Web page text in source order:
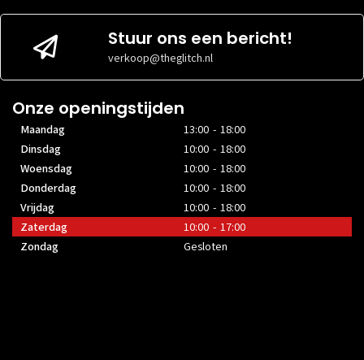
Stuur ons een bericht!
verkoop@theglitch.nl
Onze openingstijden
Maandag
13:00 - 18:00
Dinsdag
10:00 - 18:00
Woensdag
10:00 - 18:00
Donderdag
10:00 - 18:00
Vrijdag
10:00 - 18:00
Zaterdag
10:00 - 17:00
Zondag
Gesloten